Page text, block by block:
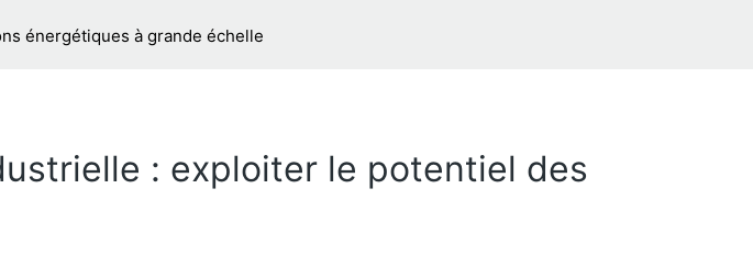
énergétiques à grande échelle
: exploiter le potentiel des